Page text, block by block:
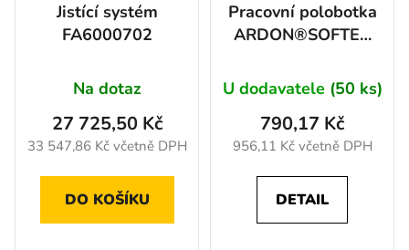
Jistící systém
FA6000702
Na dotaz
33 547,86 Kč včetně DPH
27 725,50 Kč
DO KOŠÍKU
Pracovní polobotka
ARDON®SOFTEX
U dodavatele (50 ks)
956,11 Kč včetně DPH
790,17 Kč
DETAIL